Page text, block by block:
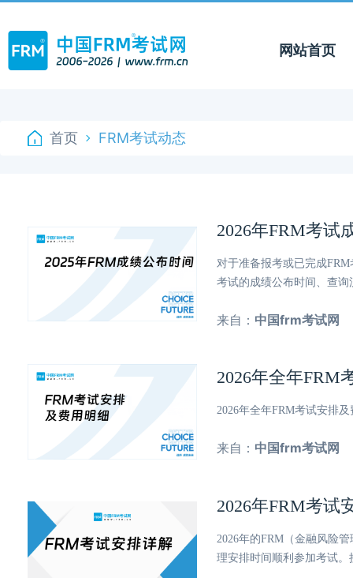
网站首页
首页 FRM考试动态
2026年FRM考试
对于准备报考或已完成
考试的成绩公布时间、查
来自： 中国frm考试网
2026年全年FRM
2026年全年FRM考试安排
来自： 中国frm考试网
2026年FRM考试
2026年的FRM（金融风险
理安排时间顺利参加考试